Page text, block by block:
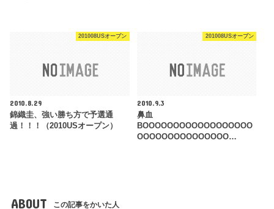
201008USオープン
2010.8.29
錦織圭、強い勝ち方で予選通
過！！！（2010USオープン）
201008USオープン
2010.9.3
鼻血
BOOOOOOOOOOOOOOOOOO
OOOOOOOOOOOOOOO…
ABOUT この記事をかいた人